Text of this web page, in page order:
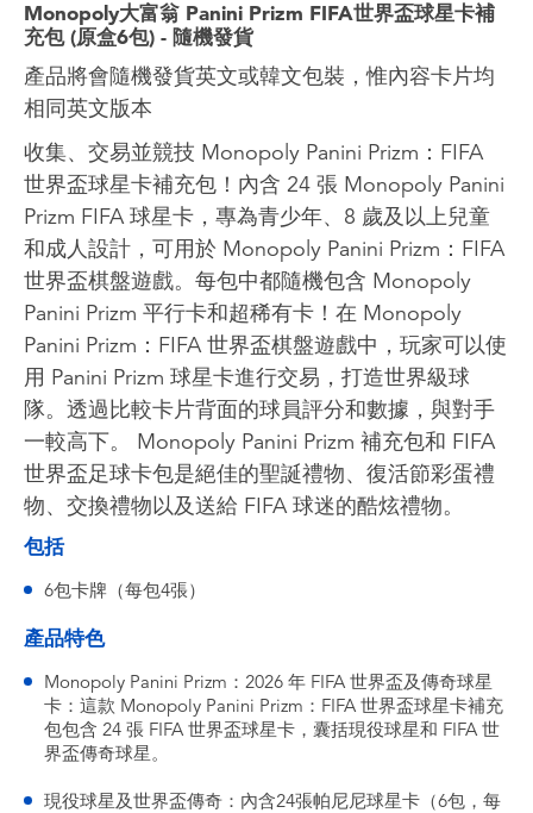
Monopoly大富翁 Panini Prizm FIFA世界盃球星卡補
充包 (原盒6包) - 隨機發貨
產品將會隨機發貨英文或韓文包裝，惟內容卡片均
相同英文版本
收集、交易並競技 Monopoly Panini Prizm：FIFA
世界盃球星卡補充包！內含 24 張 Monopoly Panini
Prizm FIFA 球星卡，專為青少年、8 歲及以上兒童
和成人設計，可用於 Monopoly Panini Prizm：FIFA
世界盃棋盤遊戲。每包中都隨機包含 Monopoly
Panini Prizm 平行卡和超稀有卡！在 Monopoly
Panini Prizm：FIFA 世界盃棋盤遊戲中，玩家可以使
用 Panini Prizm 球星卡進行交易，打造世界級球
隊。透過比較卡片背面的球員評分和數據，與對手
一較高下。 Monopoly Panini Prizm 補充包和 FIFA
世界盃足球卡包是絕佳的聖誕禮物、復活節彩蛋禮
物、交換禮物以及送給 FIFA 球迷的酷炫禮物。
包括
6包卡牌（每包4張）
產品特色
Monopoly Panini Prizm：2026 年 FIFA 世界盃及傳奇球星
卡：這款 Monopoly Panini Prizm：FIFA 世界盃球星卡補充
包包含 24 張 FIFA 世界盃球星卡，囊括現役球星和 FIFA 世
界盃傳奇球星。
現役球星及世界盃傳奇：內含24張帕尼尼球星卡（6包，每